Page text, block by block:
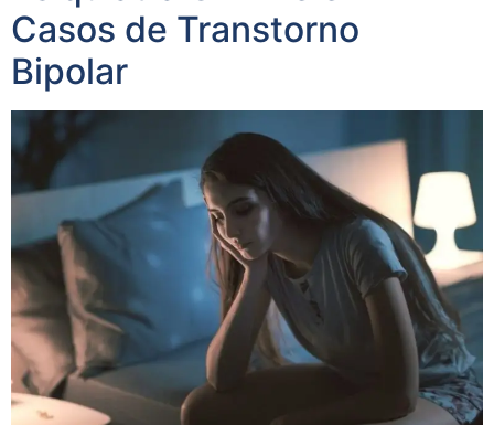
Casos de Transtorno
Bipolar